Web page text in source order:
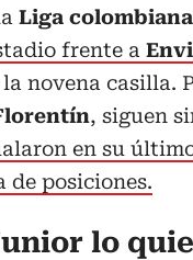
Liga colombiana
frente a
novena casilla.
, siguen
en su
de posiciones.
lo